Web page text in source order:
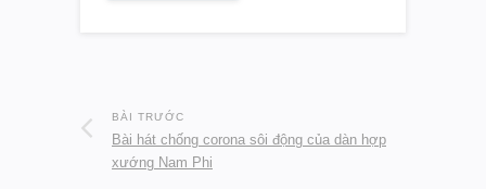
BÀI TRƯỚC
Bài hát chống corona sôi động của dàn hợp
xướng Nam Phi